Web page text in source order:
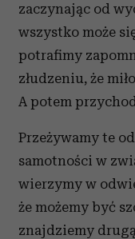
zaczynając od
wszystko może
potrafimy
złudzeniu, że
A potem
Przeżywamy te
samotności w
wierzymy w
że możemy być
znajdziemy